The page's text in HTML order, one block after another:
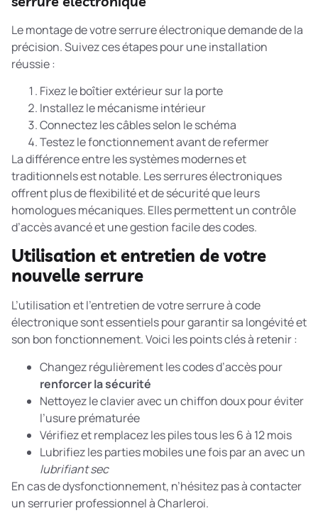
Le montage de votre serrure électronique demande de la
précision. Suivez ces étapes pour une installation
réussie :
Fixez le boîtier extérieur sur la porte
Installez le mécanisme intérieur
Connectez les câbles selon le schéma
Testez le fonctionnement avant de refermer
Ladifférence entre les systèmes modernes et
traditionnelsest notable. Les serrures électroniques
offrent plus de flexibilité et de sécurité que leurs
homologues mécaniques. Elles permettent un contrôle
d’accès avancé et une gestion facile des codes.
Utilisation et entretien de votre
nouvelle serrure
L’utilisation et l’entretien de votre serrure à code
électronique sont essentiels pour garantir sa longévité et
son bon fonctionnement. Voici les points clés à retenir :
Changez régulièrement les codes d’accès pour
renforcer la sécurité
Nettoyez le clavier avec un chiffon doux pour éviter
l’usure prématurée
Vérifiez et remplacez les piles tous les 6 à 12 mois
Lubrifiez les parties mobiles une fois par an avec un
lubrifiant sec
En cas de dysfonctionnement, n’hésitez pas à contacter
un serrurier professionnel à Charleroi.